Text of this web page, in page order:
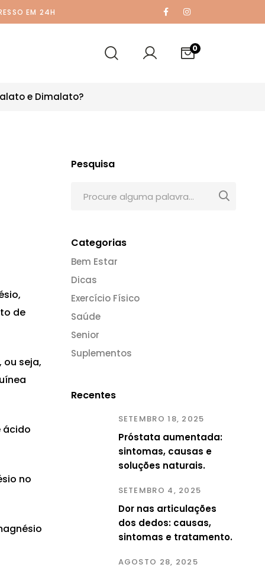
EM 24H
0
e Dimalato?
de
seja,
ácido
no
Pesquisa
Categorias
Bem Estar
Dicas
Exercício Físico
Saúde
Senior
Suplementos
Recentes
SETEMBRO 18, 2025
Próstata aumentada:
sintomas, causas e
soluções naturais.
SETEMBRO 4, 2025
Dor nas articulações
dos dedos: causas,
sintomas e tratamento.
AGOSTO 28, 2025